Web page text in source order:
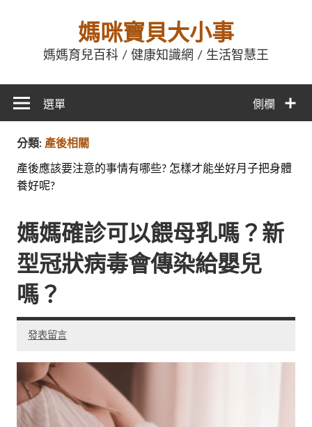
媽咪寶貝大小事
媽媽育兒百科 / 健康知識網 / 生活智慧王
側欄
選單
分類: 產後相關
產後應該要注意的事情有哪些? 怎樣才能坐好月子把身體
養好呢?
媽媽確診可以餵母乳嗎？新
型冠狀病毒會傳染給嬰兒
嗎？
發表留言